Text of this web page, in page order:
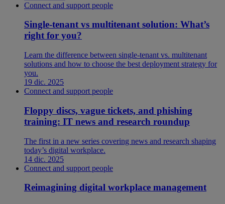
Connect and support people
Single-tenant vs multitenant solution: What’s
right for you?
Learn the difference between single-tenant vs. multitenant
solutions and how to choose the best deployment strategy for
you.
19 dic. 2025
Connect and support people
Floppy discs, vague tickets, and phishing
training: IT news and research roundup
The first in a new series covering news and research shaping
today’s digital workplace.
14 dic. 2025
Connect and support people
Reimagining digital workplace management